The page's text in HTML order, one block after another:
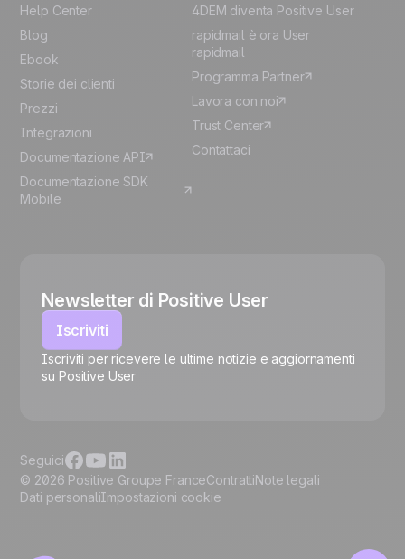
Gestisci i cookie
Help Center
Blog
Ebook
Storie dei clienti
Prezzi
Integrazioni
Documentazione API
Documentazione SDK
Mobile
4DEM diventa Positive User
rapidmail è ora User
rapidmail
Programma Partner
Lavora con noi
Trust Center
Contattaci
Newsletter di Positive User
Iscriviti
Iscriviti per ricevere le ultime notizie e aggiornamenti
su Positive User
© 2026 Positive Groupe FranceContrattiNote legali
Dati personaliImpostazioni cookie
Seguici